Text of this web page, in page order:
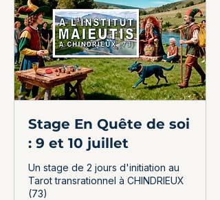
Stage En Quête de soi
: 9 et 10 juillet
Un stage de 2 jours d'initiation au
Tarot transrationnel à CHINDRIEUX
(73)